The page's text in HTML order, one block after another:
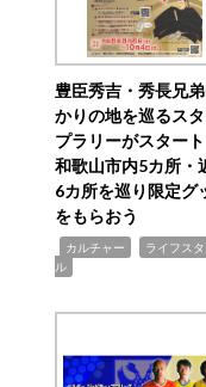
豊臣秀吉・秀長兄
かりの地を巡るス
プラリーがスター
和歌山市内5カ所・
6カ所を巡り限定グ
をもらおう
カルチャー
ライフスタ
ル